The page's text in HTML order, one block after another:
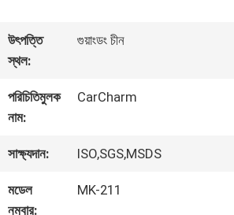
ভিডিও
আমাদের
সম্পর্কে
উৎপত্তি
স্থল:
গুয়াংডং চীন
পরিচিতিমুলক
নাম:
CarCharm
সাক্ষ্যদান: ISO,SGS,MSDS
মডেল
নম্বার:
MK-211